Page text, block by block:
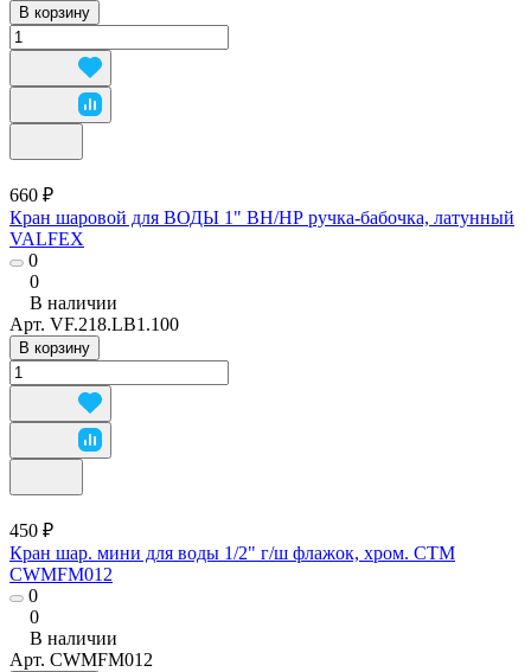
В корзину
660 ₽
Кран шаровой для ВОДЫ 1" ВН/НР ручка-бабочка, латунный
VALFEX
0
0
В наличии
Арт. VF.218.LB1.100
В корзину
450 ₽
Кран шар. мини для воды 1/2" г/ш флажок, хром. CTM
CWMFM012
0
0
В наличии
Арт. CWMFM012